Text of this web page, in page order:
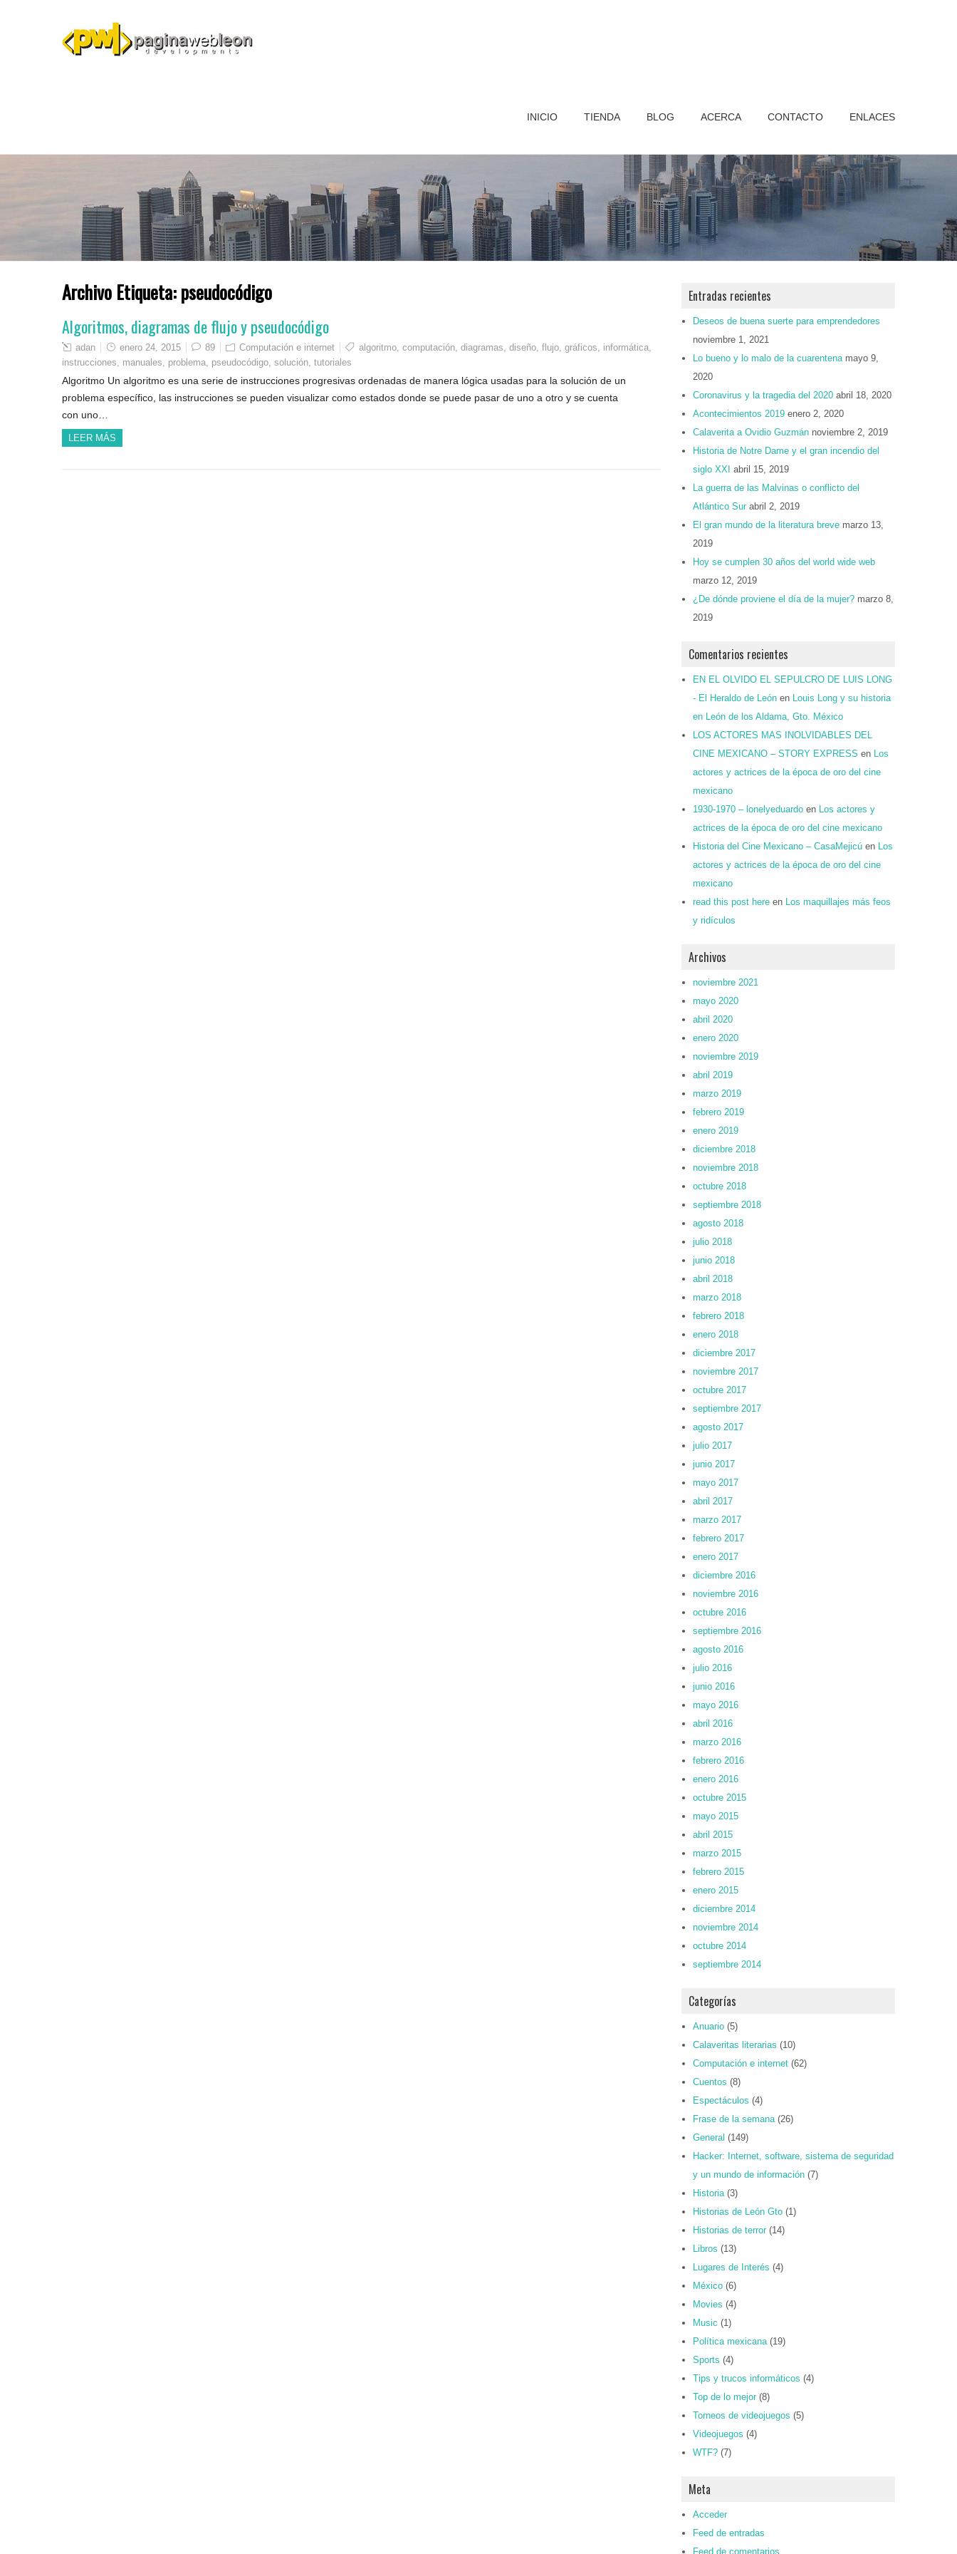
INICIO TIENDA BLOG ACERCA CONTACTO ENLACES
Archivo Etiqueta:pseudocódigo
Algoritmos, diagramas de flujo y pseudocódigo
adan enero 24, 2015 89 Computación e internet algoritmo, computación, diagramas, diseño, flujo, gráficos, informática,
instrucciones, manuales, problema, pseudocódigo, solución, tutoriales
Algoritmo Un algoritmo es una serie de instrucciones progresivas ordenadas de manera lógica usadas para la solución de un
problema específico, las instrucciones se pueden visualizar como estados donde se puede pasar de uno a otro y se cuenta
con uno…
LEER MÁS
Entradas recientes
Deseos de buena suerte para emprendedores
noviembre 1, 2021
Lo bueno y lo malo de la cuarentena mayo 9,
2020
Coronavirus y la tragedia del 2020 abril 18, 2020
Acontecimientos 2019 enero 2, 2020
Calaverita a Ovidio Guzmán noviembre 2, 2019
Historia de Notre Dame y el gran incendio del
siglo XXI abril 15, 2019
La guerra de las Malvinas o conflicto del
Atlántico Sur abril 2, 2019
El gran mundo de la literatura breve marzo 13,
2019
Hoy se cumplen 30 años del world wide web
marzo 12, 2019
¿De dónde proviene el día de la mujer? marzo 8,
2019
Comentarios recientes
EN EL OLVIDO EL SEPULCRO DE LUIS LONG
- El Heraldo de León en Louis Long y su historia
en León de los Aldama, Gto. México
LOS ACTORES MAS INOLVIDABLES DEL
CINE MEXICANO – STORY EXPRESS en Los
actores y actrices de la época de oro del cine
mexicano
1930-1970 – lonelyeduardo en Los actores y
actrices de la época de oro del cine mexicano
Historia del Cine Mexicano – CasaMejicú en Los
actores y actrices de la época de oro del cine
mexicano
read this post here en Los maquillajes más feos
y ridículos
Archivos
noviembre 2021
mayo 2020
abril 2020
enero 2020
noviembre 2019
abril 2019
marzo 2019
febrero 2019
enero 2019
diciembre 2018
noviembre 2018
octubre 2018
septiembre 2018
agosto 2018
julio 2018
junio 2018
abril 2018
marzo 2018
febrero 2018
enero 2018
diciembre 2017
noviembre 2017
octubre 2017
septiembre 2017
agosto 2017
julio 2017
junio 2017
mayo 2017
abril 2017
marzo 2017
febrero 2017
enero 2017
diciembre 2016
noviembre 2016
octubre 2016
septiembre 2016
agosto 2016
julio 2016
junio 2016
mayo 2016
abril 2016
marzo 2016
febrero 2016
enero 2016
octubre 2015
mayo 2015
abril 2015
marzo 2015
febrero 2015
enero 2015
diciembre 2014
noviembre 2014
octubre 2014
septiembre 2014
Categorías
Anuario (5)
Calaveritas literarias (10)
Computación e internet (62)
Cuentos (8)
Espectáculos (4)
Frase de la semana(26)
General (149)
Hacker: Internet, software, sistema de seguridad
y un mundo de información (7)
Historia(3)
Historias de León Gto (1)
Historias de terror (14)
Libros (13)
Lugares de Interés (4)
México (6)
Movies (4)
Music (1)
Política mexicana(19)
Sports (4)
Tips y trucos informáticos (4)
Top de lo mejor (8)
Torneos de videojuegos (5)
Videojuegos (4)
WTF? (7)
Meta
Acceder
Feed de entradas
Feed de comentarios